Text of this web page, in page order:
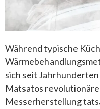
Während typische
sich seit
Matsatos
Messerherstellung